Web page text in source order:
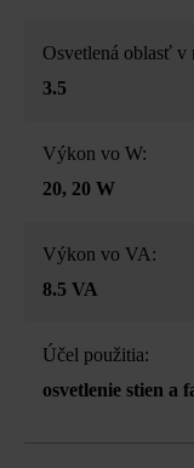
Osvetlená oblasť v
3.5
Výkon vo W:
20, 20 W
Výkon vo VA:
8.5 VA
Účel použitia:
osvetlenie stien a